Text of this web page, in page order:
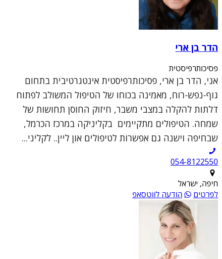
הדר בן ארי
פסיכותרפיסטית
אני, הדר בן ארי, פסיכותרפיסטית אינטגרטיבית בתחום
גוף-נפש-רוח, מאמינה בכוחו של הטיפול המשולב לפתוח
דלתות להקלה במצבי משבר, חיזוק החוסן תחושות של
שמחה. הטיפולים מתקיימים בקליניקה במרכז הכרמל,
שבחיפה וישנה גם אפשרות לטיפולים און ליין.. לקליני...
054-8122550
חיפה, ישראל
לפרטים
הודעה לווטסאפ